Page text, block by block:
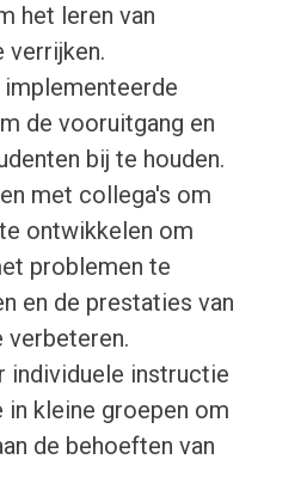
het leren van
verrijken.
implementeerde
de vooruitgang en
bij te houden.
met collega's om
ontwikkelen om
problemen te
en de prestaties van
verbeteren.
individuele instructie
in kleine groepen om
de behoeften van